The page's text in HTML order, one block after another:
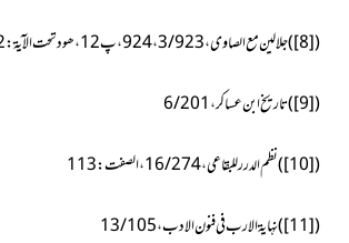
(
[8]
)جلالین مع الصاوی،3/923، 924، پ12، ھود تحت الآیۃ: 72 ملتقطاً
(
[9]
)تاریخ ابن عساکر،6/201
(
[10]
)نظم الدرر للبقاعی، 16/274، الصفت:113
(
[11]
)نہایۃ الارب فی فنون الادب،13/105